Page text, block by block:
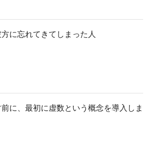
方に忘れてきてしまった人
に、最初に虚数という概念を導入しま